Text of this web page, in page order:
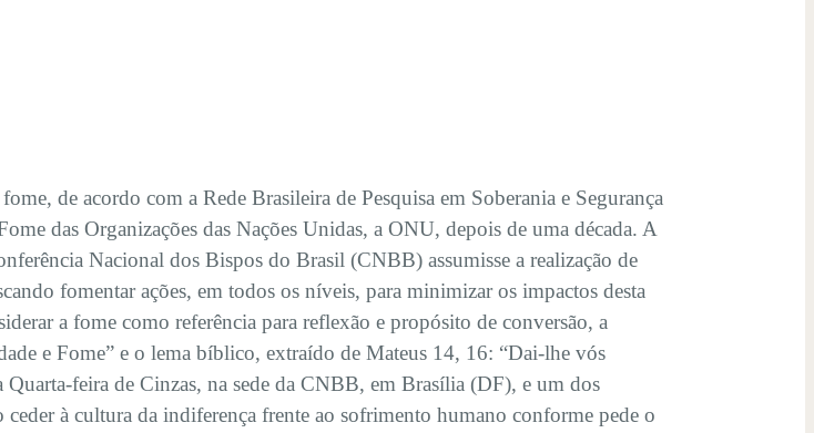
de acordo com a Rede Brasileira de Pesquisa em Soberania e Segurança
das Organizações das Nações Unidas, a ONU, depois de uma década. A
Nacional dos Bispos do Brasil (CNBB) assumisse a realização de
fomentar ações, em todos os níveis, para minimizar os impactos desta
a fome como referência para reflexão e propósito de conversão, a
e Fome” e o lema bíblico, extraído de Mateus 14, 16: “Dai-lhe vós
feira de Cinzas, na sede da CNBB, em Brasília (DF), e um dos
à cultura da indiferença frente ao sofrimento humano conforme pede o